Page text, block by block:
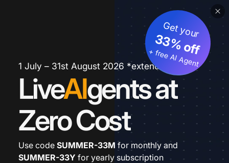
1 July – 31st August 2026 *extended
LiveAIgents at
Zero Cost
Get your
33% off
+ free AI Agent
Use code SUMMER-33M for monthly and
SUMMER-33Y for yearly subscription